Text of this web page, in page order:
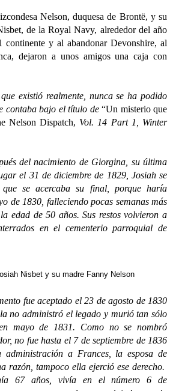
Nelson, duquesa de Brontë, y su
de la Royal Navy, alrededor del año
continente y al abandonar Devonshire, al
dejaron a unos amigos una caja con
realmente, nunca se ha podido
contaba bajo el título de“Un misterio que
Nelson Dispatch, Vol. 14 Part 1, Winter
nacimiento de Giorgina, su última
el 31 de diciembre de 1829, Josiah se
se acercaba su final, porque haría
de 1830, falleciendo pocas semanas más
edad de 50 años. Sus restos volvieron a
en el cementerio parroquial de
Nisbet y su madre Fanny Nelson
fue aceptado el 23 de agosto de 1830
no administró el legado y murió tan sólo
en mayo de 1831. Como no se nombró
no fue hasta el 7 de septiembre de 1836
administración a Frances, la esposa de
razón, tampoco ella ejerció ese derecho.
67 años, vivía en el número 6 de